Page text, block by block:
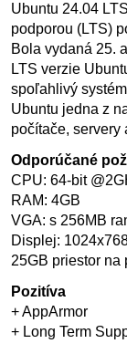
Ubuntu 24.04
podporou (LTS)
Bola vydaná 25.
LTS verzie
spoľahlivý
Ubuntu jedna z
počítače, servery
Odporúčané
CPU: 64-bit
RAM: 4GB
VGA: s 256MB
Displej:
25GB priestor na
Pozitíva
+ AppArmor
+ Long Term